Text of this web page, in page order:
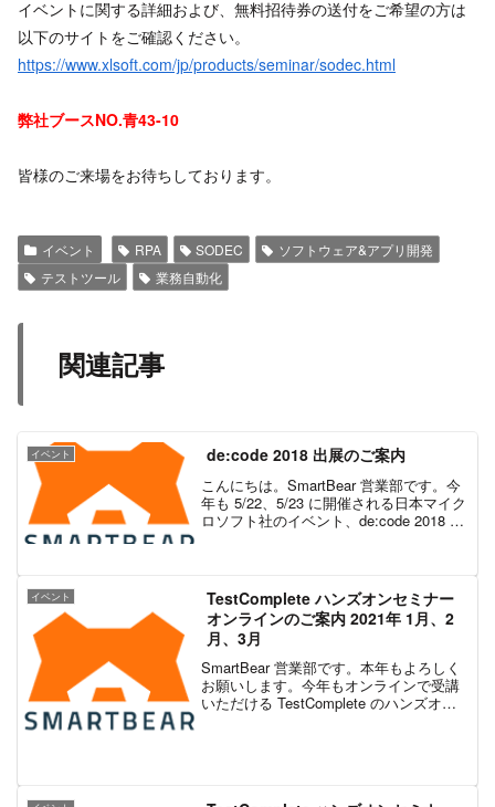
イベントに関する詳細および、無料招待券の送付をご希望の方は
以下のサイトをご確認ください。
https://www.xlsoft.com/jp/products/seminar/sodec.html
弊社ブースNO.青43-10
皆様のご来場をお待ちしております。
イベント RPA SODEC
ソフトウェア&アプリ開発
テストツール
業務自動化
関連記事
イベント de:code 2018 出展のご案内
こんにちは。SmartBear 営業部です。今
年も 5/22、5/23 に開催される日本マイク
ロソフト社のイベント、de:code 2018 に
イベント
TestComplete ハンズオンセミナー
オンラインのご案内 2021年 1月、2
月、3月
SmartBear 営業部です。本年もよろしく
お願いします。今年もオンラインで受講
いただける TestComplete のハンズオン